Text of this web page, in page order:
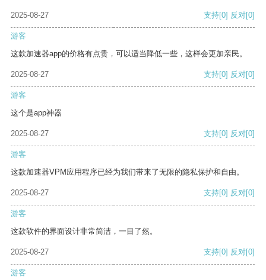
2025-08-27 支持[0] 反对[0]
游客
这款加速器app的价格有点贵，可以适当降低一些，这样会更加亲民。
2025-08-27 支持[0] 反对[0]
游客
这个是app神器
2025-08-27 支持[0] 反对[0]
游客
这款加速器VPM应用程序已经为我们带来了无限的隐私保护和自由。
2025-08-27 支持[0] 反对[0]
游客
这款软件的界面设计非常简洁，一目了然。
2025-08-27 支持[0] 反对[0]
游客